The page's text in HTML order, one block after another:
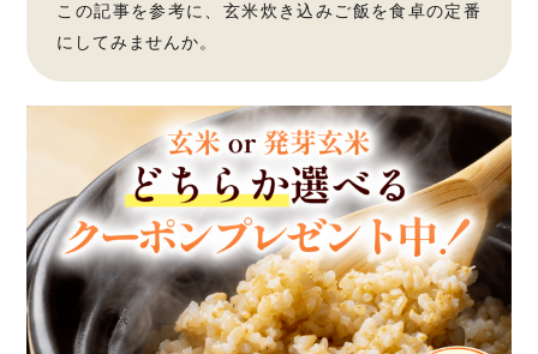
この記事を参考に、玄米炊き込みご飯を食卓の定番
にしてみませんか。